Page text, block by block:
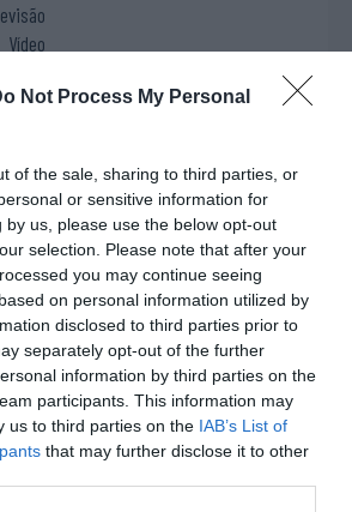
Not Process My Personal
of the sale, sharing to third parties, or
or sensitive information for
by us, please use the below opt-out
selection. Please note that after your
you may continue seeing
on personal information utilized by
disclosed to third parties prior to
separately opt-out of the further
information by third parties on the
participants. This information may
us to third parties on the IAB’s List of
that may further disclose it to other
Vídeo
Fim da 1ª parte.
Soto
Início
da 2ª
parte.
82 - Estela Rubio ®
7 - Paula "Pauletta"
Ferrón
13 - Gemma Solé
22 - Laura Valverde
78 - Dana Antón
4'
2ªP
1-1 Laura Valverde
Soto